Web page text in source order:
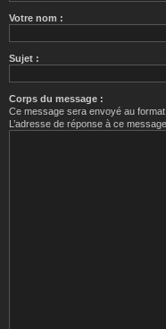
Votre nom :
Sujet :
Corps du message :
Ce message sera envoyé au
L’adresse de réponse à ce